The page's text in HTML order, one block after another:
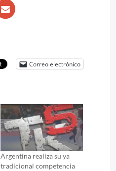
Correo electrónico
Argentina realiza su ya
tradicional competencia